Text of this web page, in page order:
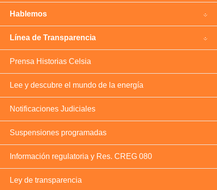
Prensa Historias Celsia
Lee y descubre el mundo de la energía
Hablemos
Notificaciones Judiciales
Línea de Transparencia
Suspensiones programadas
Información regulatoria y Res. CREG 080
Ley de transparencia